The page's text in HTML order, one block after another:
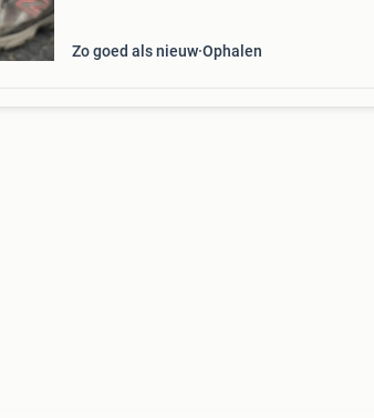
Zo goed als nieuw Ophalen